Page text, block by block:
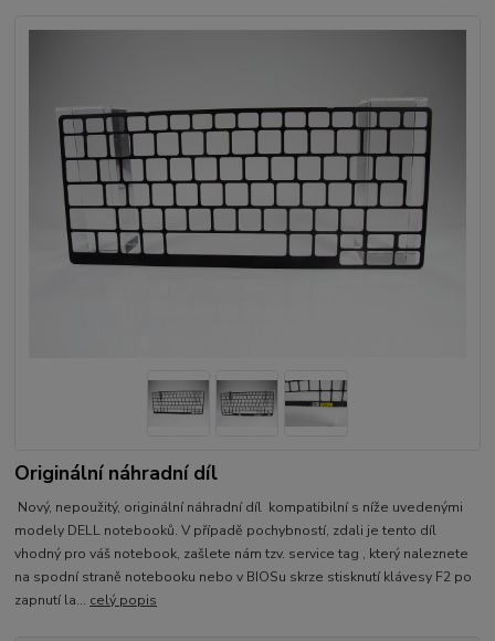
Originální náhradní díl
Nový, nepoužitý, originální náhradní díl kompatibilní s níže uvedenými
modely DELL notebooků. V případě pochybností, zdali je tento díl
vhodný pro váš notebook, zašlete nám tzv. service tag , který naleznete
na spodní straně notebooku nebo v BIOSu skrze stisknutí klávesy F2 po
zapnutí la... celý popis